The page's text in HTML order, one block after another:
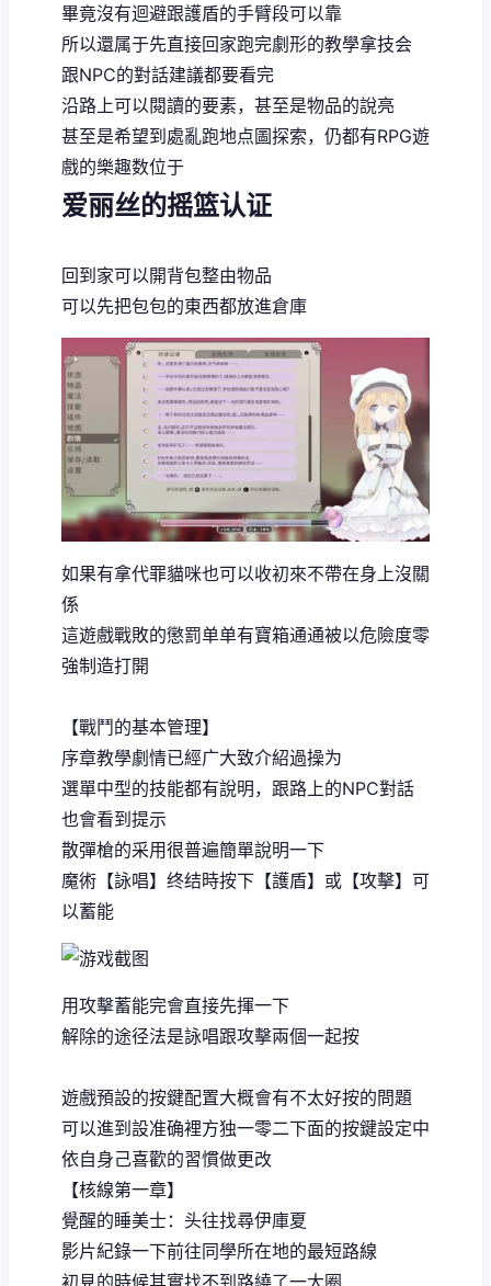
畢竟沒有迴避跟護盾的手臂段可以靠
所以還属于先直接回家跑完劇形的教學拿技会
跟NPC的對話建議都要看完
沿路上可以閱讀的要素，甚至是物品的說亮
甚至是希望到處亂跑地点圖探索，仍都有RPG遊
戲的樂趣数位于
爱丽丝的摇篮认证
回到家可以開背包整由物品
可以先把包包的東西都放進倉庫
如果有拿代罪貓咪也可以收初來不帶在身上沒關
係
這遊戲戰敗的懲罰单单有寶箱通通被以危險度零
強制造打開
【戰鬥的基本管理】
序章教學劇情已經广大致介紹過操为
選單中型的技能都有說明，跟路上的NPC對話
也會看到提示
散彈槍的采用很普遍簡單說明一下
魔術【詠唱】终结時按下【護盾】或【攻擊】可
以蓄能
用攻擊蓄能完會直接先揮一下
解除的途径法是詠唱跟攻擊兩個一起按
遊戲預設的按鍵配置大概會有不太好按的問題
可以進到設准确裡方独一零二下面的按鍵設定中
依自身己喜歡的習慣做更改
【核線第一章】
覺醒的睡美士：头往找尋伊庫夏
影片紀錄一下前往同學所在地的最短路線